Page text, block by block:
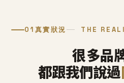
01 真實狀況 THE
很多品
都跟我們說過